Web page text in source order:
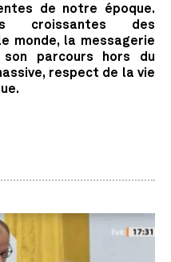
de notre époque.
croissantes des
monde, la messagerie
parcours hors du
respect de la vie